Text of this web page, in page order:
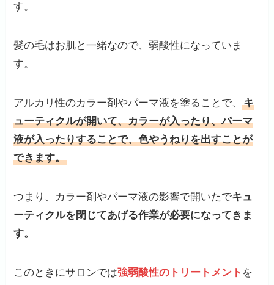
す。
髪の毛はお肌と一緒なので、弱酸性になっていま
す。
アルカリ性のカラー剤やパーマ液を塗ることで、キ
ューティクルが開いて、カラーが入ったり、パーマ
液が入ったりすることで、色やうねりを出すことが
できます。
つまり、カラー剤やパーマ液の影響で開いたでキュ
ーティクルを閉じてあげる作業が必要になってきま
す。
このときにサロンでは強弱酸性のトリートメント を